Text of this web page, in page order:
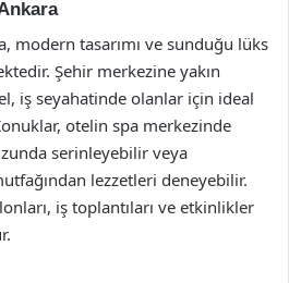
modern tasarımı ve sunduğu lüks
Şehir merkezine yakın
iş seyahatinde olanlar için ideal
otelin spa merkezinde
serinleyebilir veya
lezzetleri deneyebilir.
iş toplantıları ve etkinlikler